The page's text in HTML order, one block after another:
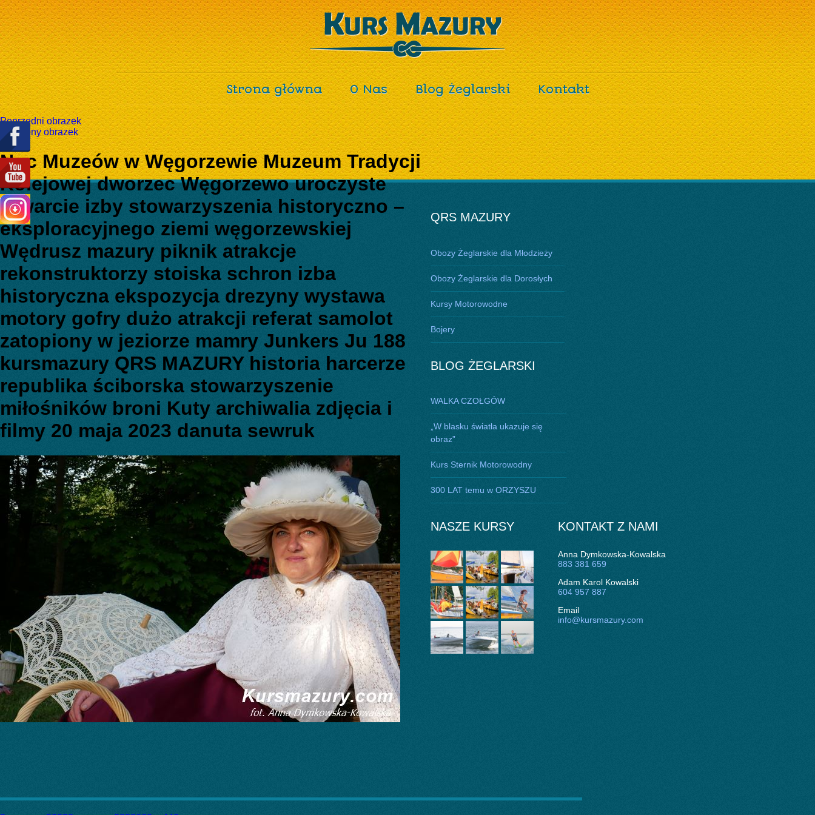
Strona główna O Nas Blog Żeglarski Kontakt
Poprzedni obrazek
Następny obrazek
Noc Muzeów w Węgorzewie Muzeum Tradycji
Kolejowej dworzec Węgorzewo uroczyste
otwarcie izby stowarzyszenia historyczno –
eksploracyjnego ziemi węgorzewskiej
Wędrusz mazury piknik atrakcje
rekonstruktorzy stoiska schron izba
historyczna ekspozycja drezyny wystawa
motory gofry dużo atrakcji referat samolot
zatopiony w jeziorze mamry Junkers Ju 188
kursmazury QRS MAZURY historia harcerze
republika ściborska stowarzyszenie
miłośników broni Kuty archiwalia zdjęcia i
filmy 20 maja 2023 danuta sewruk
QRS MAZURY
Obozy Żeglarskie dla Młodzieży
Obozy Żeglarskie dla Dorosłych
Kursy Motorowodne
Bojery
BLOG ŻEGLARSKI
WALKA CZOŁGÓW
„W blasku światła ukazuje się
obraz”
Kurs Sternik Motorowodny
300 LAT temu w ORZYSZU
NASZE KURSY KONTAKT Z NAMI
Anna Dymkowska-Kowalska
883 381 659
Adam Karol Kowalski
604 957 887
Email
info@kursmazury.com